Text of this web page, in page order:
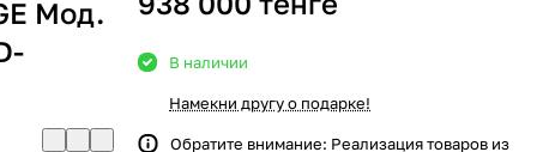
Мод.
В наличии
Намекни другу о подарке!
Обратите внимание: Реализация товаров из